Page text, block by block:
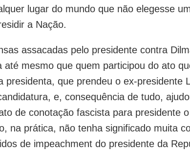
lugar do mundo que não elegesse
a Nação.
assacadas pelo presidente contra
até mesmo que quem participou do ato
presidenta, que prendeu o ex-presidente
e, consequência de tudo,
de conotação fascista para presidente
na prática, não tenha significado muita
de impeachment do presidente da